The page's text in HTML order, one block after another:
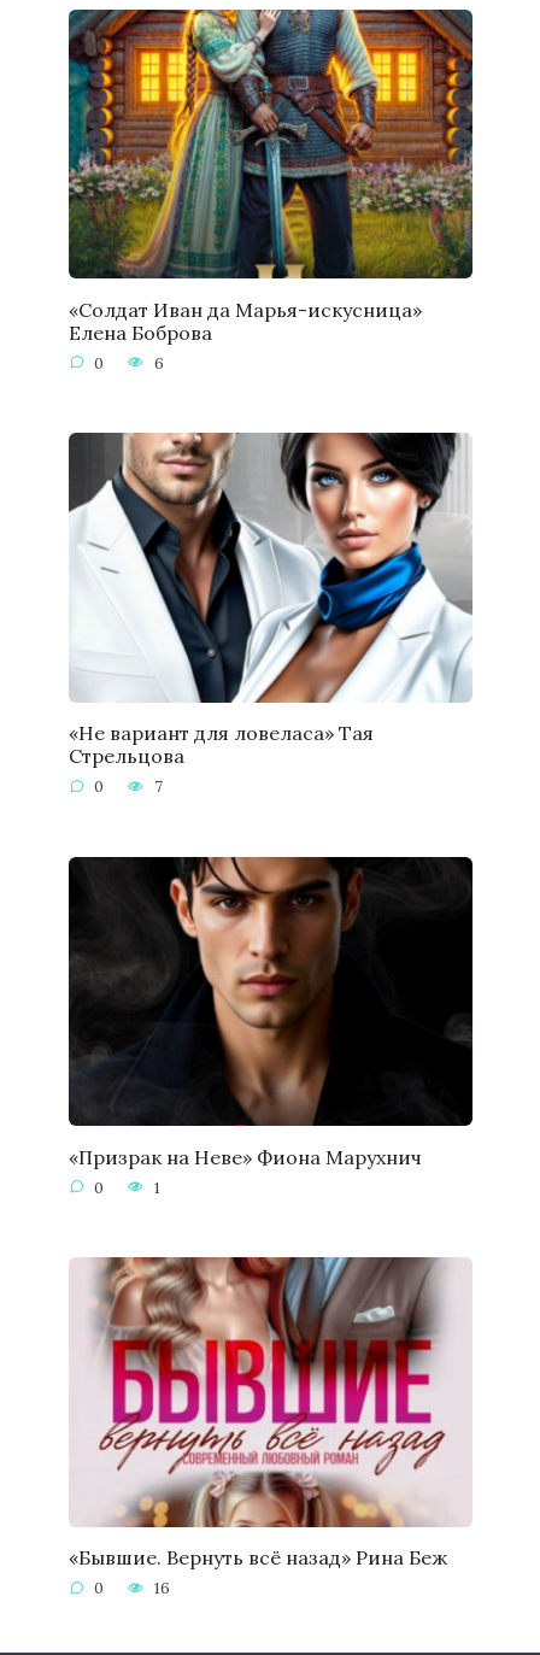
«Солдат Иван да Марья-искусница»
Елена Боброва
0 6
«Не вариант для ловеласа» Тая
Стрельцова
0 7
«Призрак на Неве» Фиона Марухнич
0 1
«Бывшие. Вернуть всё назад» Рина Беж
0 16